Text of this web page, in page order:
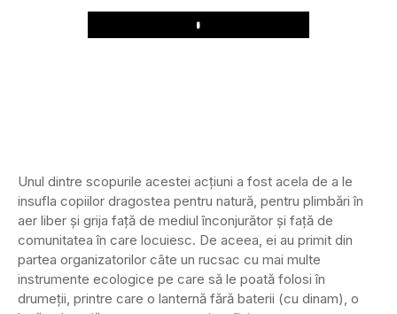
Play
Unul dintre scopurile acestei acțiuni a fost acela de a le
insufla copiilor dragostea pentru natură, pentru plimbări în
aer liber și grija față de mediul înconjurător și față de
comunitatea în care locuiesc. De aceea, ei au primit din
partea organizatorilor câte un rucsac cu mai multe
instrumente ecologice pe care să le poată folosi în
drumeții, printre care o lanternă fără baterii (cu dinam), o